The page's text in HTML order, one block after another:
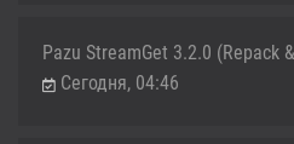
Pazu StreamGet 3.2.0 (Repack
Сегодня, 04:46